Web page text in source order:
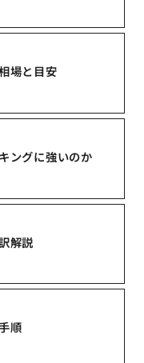
場と目安
ングに強いのか
解説
順